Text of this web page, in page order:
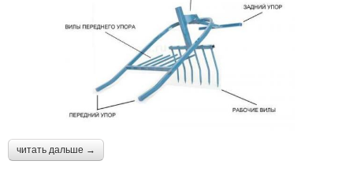
читать дальше →